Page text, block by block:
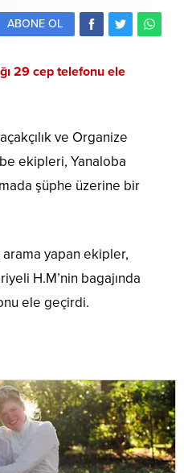
ABONE OL
29 cep telefonu ele
ve Organize
ekipleri, Yanaloba
şüphe üzerine bir
yapan ekipler,
H.M’nin bagajında
ele geçirdi.